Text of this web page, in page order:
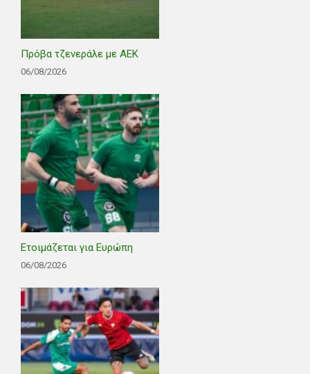
Πρόβα τζενεράλε με ΑΕΚ
06/08/2026
Ετοιμάζεται για Ευρώπη
06/08/2026